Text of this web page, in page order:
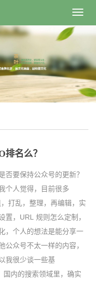
排名么？
否要保持公众号的更新？
个人觉得，目前很多
打乱，整理，再编辑，实
置，URL 规则怎么定制，
，个人的想法是能分享一
公众号不太一样的内容，
我很少谈一些基
国内的搜索领域里，确实